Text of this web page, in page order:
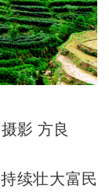
影 方良
续壮大富民